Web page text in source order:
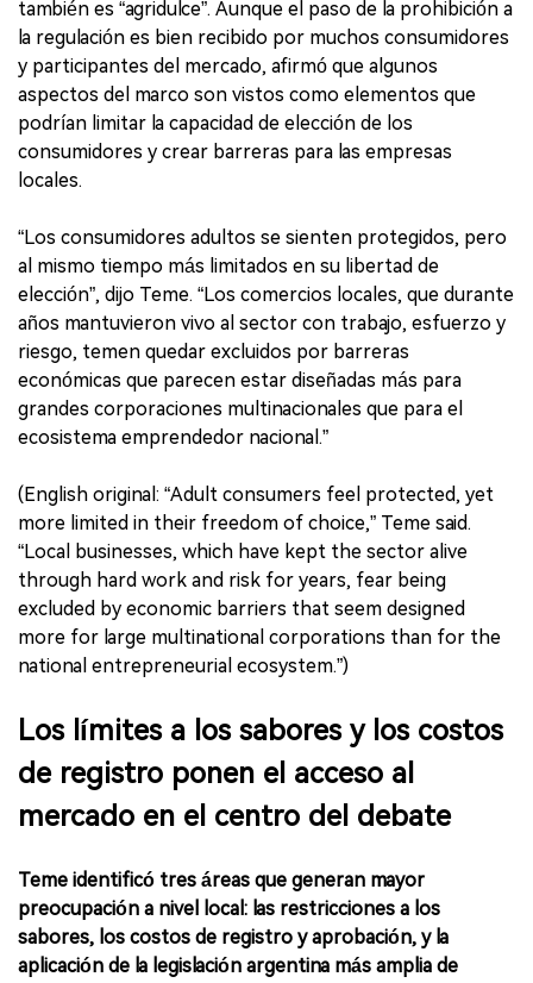
también es “agridulce”. Aunque el paso de la prohibición a
la regulación es bien recibido por muchos consumidores
y participantes del mercado, afirmó que algunos
aspectos del marco son vistos como elementos que
podrían limitar la capacidad de elección de los
consumidores y crear barreras para las empresas
locales.
“Los consumidores adultos se sienten protegidos, pero
al mismo tiempo más limitados en su libertad de
elección”, dijo Teme. “Los comercios locales, que durante
años mantuvieron vivo al sector con trabajo, esfuerzo y
riesgo, temen quedar excluidos por barreras
económicas que parecen estar diseñadas más para
grandes corporaciones multinacionales que para el
ecosistema emprendedor nacional.”
(English original: “Adult consumers feel protected, yet
more limited in their freedom of choice,” Teme said.
“Local businesses, which have kept the sector alive
through hard work and risk for years, fear being
excluded by economic barriers that seem designed
more for large multinational corporations than for the
national entrepreneurial ecosystem.”)
Los límites a los sabores y los costos
de registro ponen el acceso al
mercado en el centro del debate
Teme identificó tres áreas que generan mayor
preocupación a nivel local: las restricciones a los
sabores, los costos de registro y aprobación, y la
aplicación de la legislación argentina más amplia de